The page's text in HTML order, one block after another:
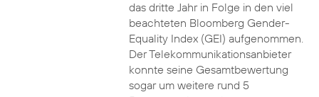
das dritte Jahr in Folge in den viel
beachteten Bloomberg Gender-
Equality Index (GEI) aufgenommen.
Der Telekommunikationsanbieter
konnte seine Gesamtbewertung
sogar um weitere rund 5